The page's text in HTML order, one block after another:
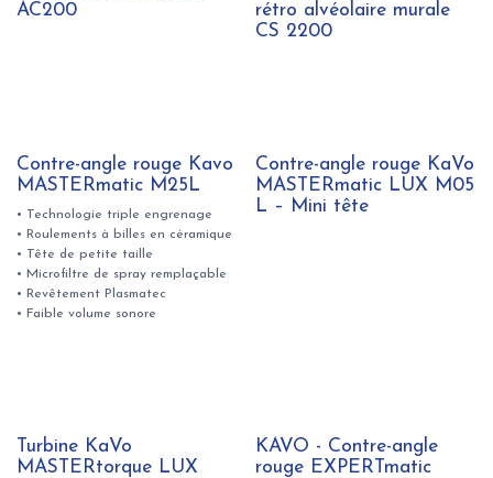
AC200
rétro alvéolaire murale
CS 2200
Contre-angle rouge Kavo
MASTERmatic M25L
• Technologie triple engrenage
• Roulements à billes en céramique
• Tête de petite taille
• Microfiltre de spray remplaçable
• Revêtement Plasmatec
• Faible volume sonore
Contre-angle rouge KaVo
MASTERmatic LUX M05
L – Mini tête
Turbine KaVo
MASTERtorque LUX
KAVO - Contre-angle
rouge EXPERTmatic